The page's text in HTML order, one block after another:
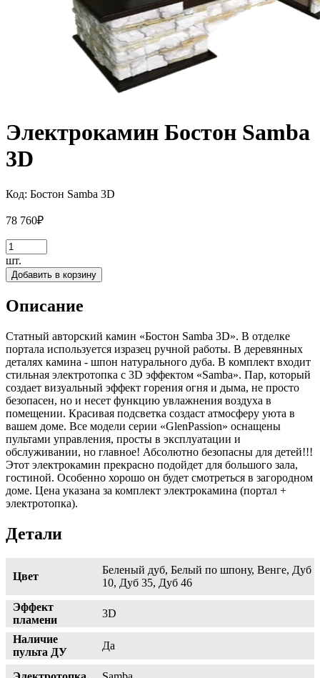
Электрокамин Бостон Samba
3D
Код: Бостон Samba 3D
78 760₽
шт.
Добавить в корзину
Описание
Статный авторский камин «Бостон Samba 3D». В отделке
портала используется изразец ручной работы. В деревянных
деталях камина - шпон натурального дуба. В комплект входит
стильная электротопка с 3D эффектом «Samba». Пар, который
создает визуальный эффект горения огня и дыма, не просто
безопасен, но и несет функцию увлажнения воздуха в
помещении. Красивая подсветка создаст атмосферу уюта в
вашем доме. Все модели серии «GlenPassion» оснащены
пультами управления, просты в эксплуатации и
обслуживании, но главное! Абсолютно безопасны для детей!!!
Этот электрокамин прекрасно подойдет для большого зала,
гостиной. Особенно хорошо он будет смотреться в загородном
доме. Цена указана за комплект электрокамина (портал +
электротопка).
Детали
Цвет
Беленый дуб, Белый по шпону, Венге, Дуб
10, Дуб 35, Дуб 46
Эффект
пламени
3D
Наличие
пульта ДУ
Да